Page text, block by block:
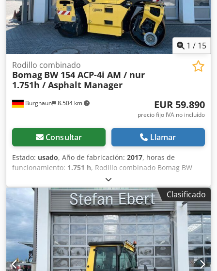
1 / 15
Burghaun 8.504 km
Rodillo combinado
Bomag BW 154 ACP-4i AM / nur
1.751h / Asphalt Manager
EUR 59.890
precio fijo IVA no incluído
Consultar Llamar
Estado: usado, Año de fabricación: 2017, horas de
funcionamiento: 1.751 h, Rodillo combinado Bomag BW
154 ACP-4i AM, año de fabricación: 2017, horas de
funcionamiento: solo 1.751 horas, motor: Kubota [55,4
kW/75 CV], sistema Asphalt Manager 2, cortadora de
asfalto a ambos lados, peso: 7.400 kg, tambor con
superficie lisa, buen estado, listo para su uso inmediato. Si
lo desea, le ofreceremos una opción de arrendamiento o
financiación. El Sr. Mihm (tel. ) estará encantado de
atenderle. Para obtener más información, visite nuestra
página web. Salvo errores y venta previa. Posibilidad de
Clasificado